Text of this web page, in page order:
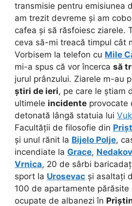
transmisie pentru emisiunea
am trezit devreme și am
cafea și să răsfoiesc ziarele.
ceva să-mi treacă timpul cât
Vorbisem la telefon cu Mile
mi-a spus că vor încerca să
jurul prânzului. Ziarele m-au
știri de ieri, pe care le știam
ultimele incidente provocate
detonată lângă statuia lui
Facultății de filosofie din
și unul rănit la Bijelo Polje,
incendiate la Grace,
Vrnica, 20 de sârbi
sport la Urosevac și asaltați
100 de apartamente părăsite
ocupate de albanezi în